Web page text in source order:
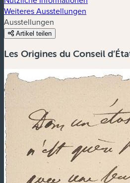
Weiteres Ausstellungen
Ausstellungen
Artikel teilen
Les Origines du Conseil